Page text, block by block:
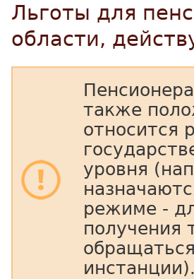
Льготы для
области,
также
относится
уровня
режиме -
получения
инстанции).